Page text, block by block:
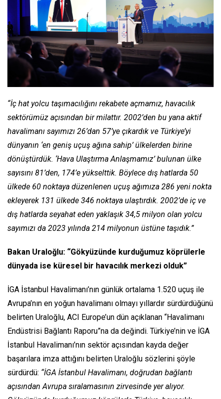
“İç hat yolcu taşımacılığını rekabete açmamız, havacılık
sektörümüz açısından bir milattır. 2002’den bu yana aktif
havalimanı sayımızı 26’dan 57’ye çıkardık ve Türkiye’yi
dünyanın ‘en geniş uçuş ağına sahip’ ülkelerden birine
dönüştürdük. ‘Hava Ulaştırma Anlaşmamız’ bulunan ülke
sayısını 81’den, 174’e yükselttik. Böylece dış hatlarda 50
ülkede 60 noktaya düzenlenen uçuş ağımıza 286 yeni nokta
ekleyerek 131 ülkede 346 noktaya ulaştırdık. 2002’de iç ve
dış hatlarda seyahat eden yaklaşık 34,5 milyon olan yolcu
sayımızı da 2023 yılında 214 milyonun üstüne taşıdık.”
Bakan Uraloğlu: “Gökyüzünde kurduğumuz köprülerle
dünyada ise küresel bir havacılık merkezi olduk”
İGA İstanbul Havalimanı’nın günlük ortalama 1.520 uçuş ile
Avrupa’nın en yoğun havalimanı olmayı yıllardır sürdürdüğünü
belirten Uraloğlu, ACI Europe’un dün açıklanan “Havalimanı
Endüstrisi Bağlantı Raporu”na da değindi. Türkiye’nin ve İGA
İstanbul Havalimanı’nın sektör açısından kayda değer
başarılara imza attığını belirten Uraloğlu sözlerini şöyle
sürdürdü: “İGA İstanbul Havalimanı, doğrudan bağlantı
açısından Avrupa sıralamasının zirvesinde yer alıyor.